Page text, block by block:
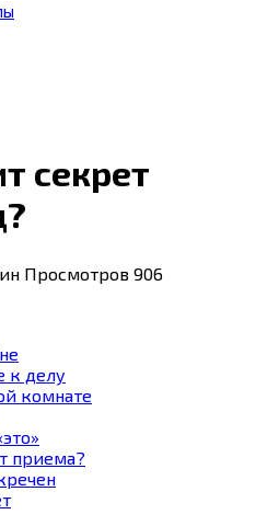
секрет
Просмотров 906
к делу
комнате
приема?